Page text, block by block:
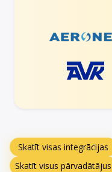
Skatīt visas integrācijas
Skatīt visus pārvadātājus